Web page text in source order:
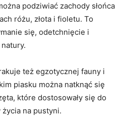
podziwiać ⁤zachody słońca
różu, złota i ⁣fioletu. To
się, odetchnięcie i
⁣też egzotycznej ⁤fauny i
piasku można natknąć się
które ​dostosowały się do
na pustyni.